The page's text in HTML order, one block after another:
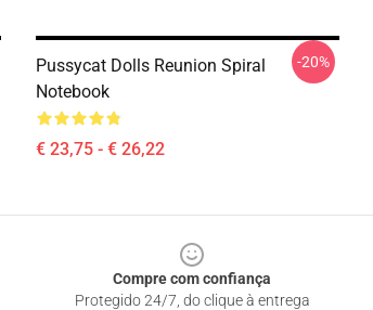
Pussycat Dolls Reunion Spiral
Notebook
€ 23,75 - € 26,22
-20%
Compre com confiança
Protegido 24/7, do clique à entrega